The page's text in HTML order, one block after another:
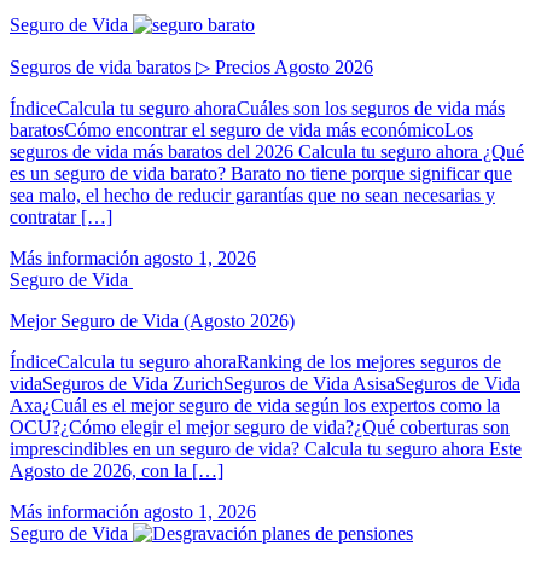
Seguro de Vida
Seguros de vida baratos ▷ Precios Agosto 2026
ÍndiceCalcula tu seguro ahoraCuáles son los seguros de vida más
baratosCómo encontrar el seguro de vida más económicoLos
seguros de vida más baratos del 2026 Calcula tu seguro ahora ¿Qué
es un seguro de vida barato? Barato no tiene porque significar que
sea malo, el hecho de reducir garantías que no sean necesarias y
contratar […]
Más información agosto 1, 2026
Seguro de Vida
Mejor Seguro de Vida (Agosto 2026)
ÍndiceCalcula tu seguro ahoraRanking de los mejores seguros de
vidaSeguros de Vida ZurichSeguros de Vida AsisaSeguros de Vida
Axa¿Cuál es el mejor seguro de vida según los expertos como la
OCU?¿Cómo elegir el mejor seguro de vida?¿Qué coberturas son
imprescindibles en un seguro de vida? Calcula tu seguro ahora Este
Agosto de 2026, con la […]
Más información agosto 1, 2026
Seguro de Vida